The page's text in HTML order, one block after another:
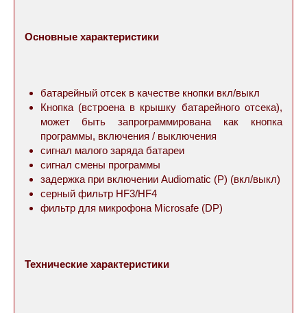
Основные характеристики
батарейный отсек в качестве кнопки вкл/выкл
Кнопка (встроена в крышку батарейного отсека),
может быть запрограммирована как кнопка
программы, включения / выключения
сигнал малого заряда батареи
сигнал смены программы
задержка при включении Audiomatic (P) (вкл/выкл)
серный фильтр HF3/HF4
фильтр для микрофона Microsafe (DP)
Технические характеристики